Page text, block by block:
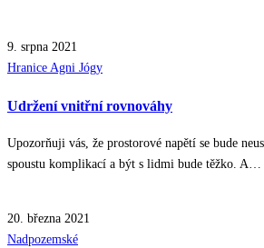
9. srpna 2021
Posted
Hranice Agni Jógy
Udržení vnitřní rovnováhy
Upozorňuji vás, že prostorové napětí se bude
spoustu komplikací a být s lidmi bude těžko. A…
20. března 2021
Posted
Nadpozemské